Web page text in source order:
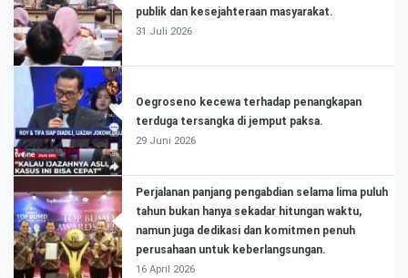
publik dan kesejahteraan masyarakat.
31 Juli 2026
Oegroseno kecewa terhadap penangkapan
terduga tersangka di jemput paksa.
29 Juni 2026
Perjalanan panjang pengabdian selama lima puluh
tahun bukan hanya sekadar hitungan waktu,
namun juga dedikasi dan komitmen penuh
perusahaan untuk keberlangsungan.
16 April 2026